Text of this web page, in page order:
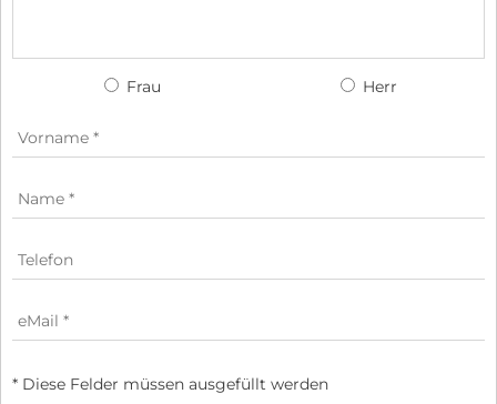
Frau Herr
* Diese Felder müssen ausgefüllt werden